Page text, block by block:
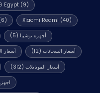
Egypt(9)
Xiaomi Redmi (40)
أجهزة توشيبا (5)
أسعار أسعار السخانات (12)
أسعار الموبايلات (312)